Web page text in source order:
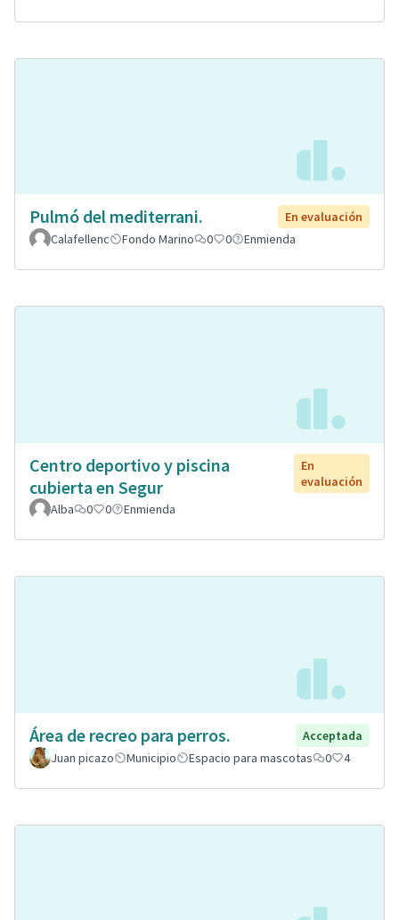
Pulmó del mediterrani.
En evaluación
Calafellenc
Fondo Marino 0 0 Enmienda
Centro deportivo y piscina
cubierta en Segur
En
evaluación
Alba
0 0 Enmienda
Área de recreo para perros.
Acceptada
Juan picazo
Municipio Espacio para mascotas 0 4